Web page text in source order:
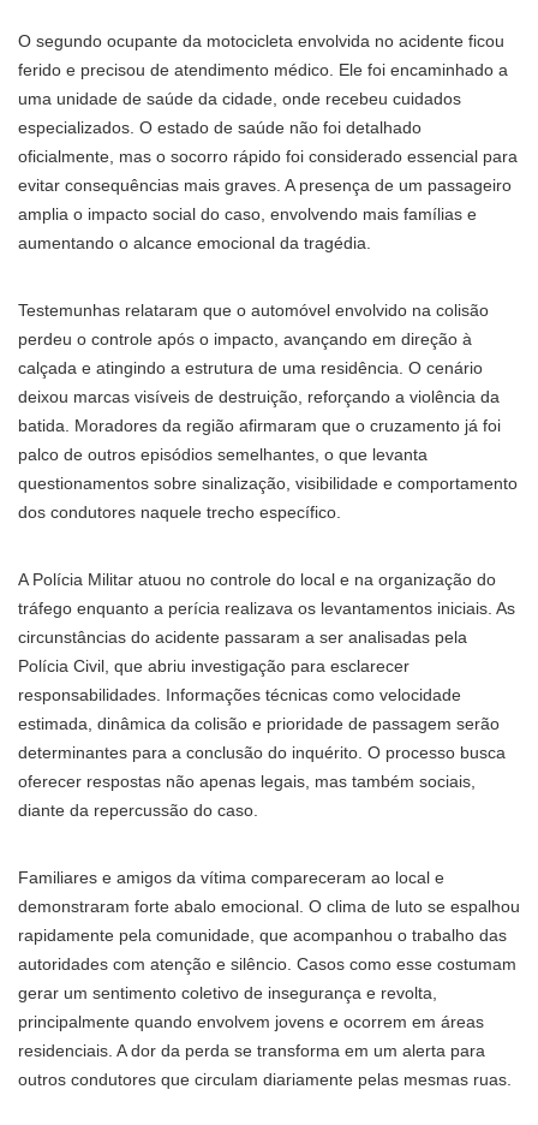
O segundo ocupante da motocicleta envolvida no acidente ficou
ferido e precisou de atendimento médico. Ele foi encaminhado a
uma unidade de saúde da cidade, onde recebeu cuidados
especializados. O estado de saúde não foi detalhado
oficialmente, mas o socorro rápido foi considerado essencial para
evitar consequências mais graves. A presença de um passageiro
amplia o impacto social do caso, envolvendo mais famílias e
aumentando o alcance emocional da tragédia.
Testemunhas relataram que o automóvel envolvido na colisão
perdeu o controle após o impacto, avançando em direção à
calçada e atingindo a estrutura de uma residência. O cenário
deixou marcas visíveis de destruição, reforçando a violência da
batida. Moradores da região afirmaram que o cruzamento já foi
palco de outros episódios semelhantes, o que levanta
questionamentos sobre sinalização, visibilidade e comportamento
dos condutores naquele trecho específico.
A Polícia Militar atuou no controle do local e na organização do
tráfego enquanto a perícia realizava os levantamentos iniciais. As
circunstâncias do acidente passaram a ser analisadas pela
Polícia Civil, que abriu investigação para esclarecer
responsabilidades. Informações técnicas como velocidade
estimada, dinâmica da colisão e prioridade de passagem serão
determinantes para a conclusão do inquérito. O processo busca
oferecer respostas não apenas legais, mas também sociais,
diante da repercussão do caso.
Familiares e amigos da vítima compareceram ao local e
demonstraram forte abalo emocional. O clima de luto se espalhou
rapidamente pela comunidade, que acompanhou o trabalho das
autoridades com atenção e silêncio. Casos como esse costumam
gerar um sentimento coletivo de insegurança e revolta,
principalmente quando envolvem jovens e ocorrem em áreas
residenciais. A dor da perda se transforma em um alerta para
outros condutores que circulam diariamente pelas mesmas ruas.